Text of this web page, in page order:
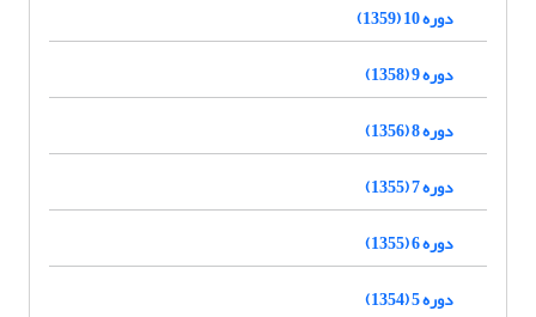
دوره 10 (1359)
دوره 9 (1358)
دوره 8 (1356)
دوره 7 (1355)
دوره 6 (1355)
دوره 5 (1354)